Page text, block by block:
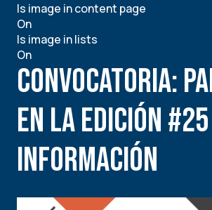
INFORMACIÓN.
N°
Mayo
2021
Is image in content page
On
Is image in lists
On
CONVOCATORIA:
EN LA EDICIÓN
INFORMACIÓN